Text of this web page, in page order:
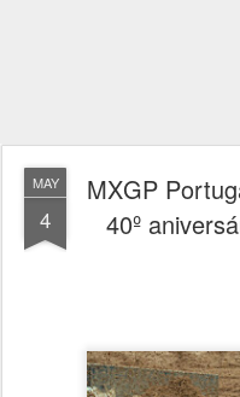
MAY
4
MXGP
40º